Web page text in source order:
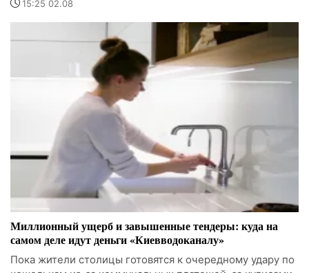
15:25 02.08
Миллионный ущерб и завышенные тендеры: куда на
самом деле идут деньги «Киевводоканалу»
Пока жители столицы готовятся к очередному удару по